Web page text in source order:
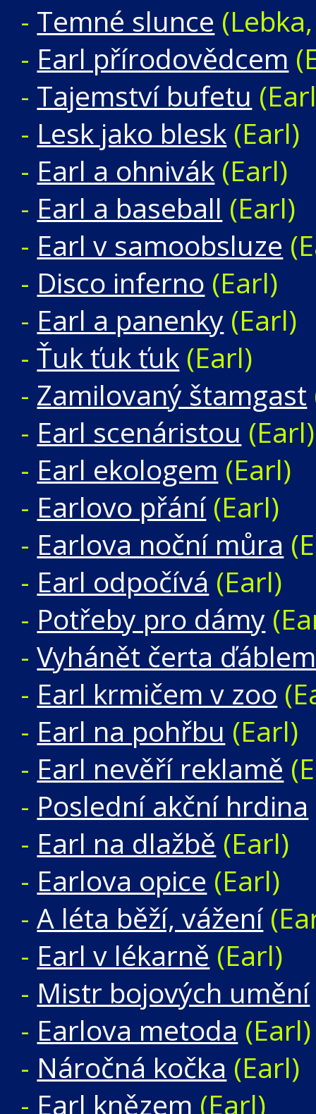
- Temné slunce
- Earl přírodovědcem
- Tajemství bufetu
- Lesk jako blesk (Earl)
- Earl a ohnivák (Earl)
- Earl a baseball (Earl)
- Earl v samoobsluze
- Disco inferno (Earl)
- Earl a panenky (Earl)
-Ťuk ťuk ťuk (Earl)
- Zamilovaný štamgast
- Earl scenáristou (Earl)
- Earl ekologem (Earl)
- Earlovo přání(Earl)
- Earlova noční můra
- Earl odpočívá (Earl)
- Potřeby pro dámy
-Vyhánět čerta ďáblem
- Earl krmičem v zoo
- Earl na pohřbu (Earl)
- Earl nevěří reklamě
- Poslední akční hrdina
- Earl na dlažbě (Earl)
- Earlova opice (Earl)
-A léta běží, vážení
- Earl v lékarně (Earl)
- Mistr bojových umění
- Earlova metoda (Earl)
- Náročná kočka (Earl)
- Earl knězem (Earl)